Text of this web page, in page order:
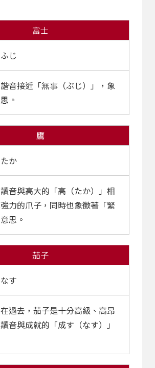
富士
ふじ
諧音接近「無事（ぶじ）」，象
。
鷹
たか
讀音與高大的「高（たか）」相
力的爪子，同時也象徵著「緊
思。
茄子
なす
在過去，茄子是十分高級、高昂
音與成就的「成す（なす）」